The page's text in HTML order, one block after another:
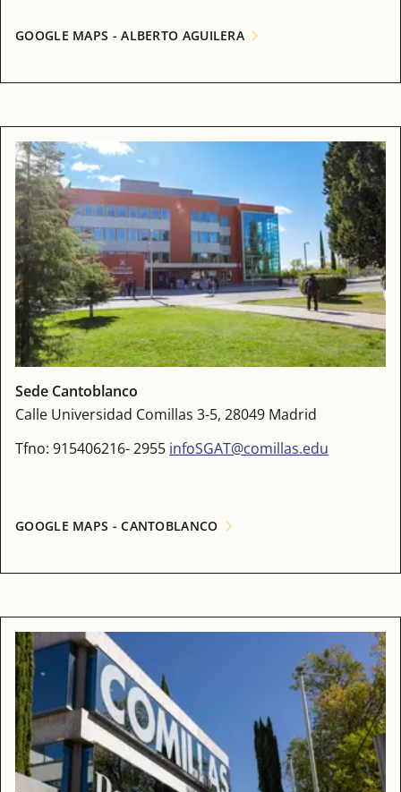
GOOGLE MAPS - ALBERTO AGUILERA
Sede Cantoblanco
Calle Universidad Comillas 3-5, 28049 Madrid
Tfno: 915406216- 2955 infoSGAT@comillas.edu
GOOGLE MAPS - CANTOBLANCO